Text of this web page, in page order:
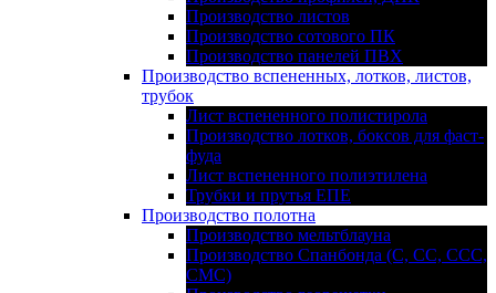
Производство листов
Производство сотового ПК
Производство панелей ПВХ
Производство вспененных, лотков, листов,
трубок
Лист вспененного полистирола
Производство лотков, боксов для фаст-
фуда
Лист вспененного полиэтилена
Трубки и прутья ЕПЕ
Производство полотна
Производство мельтблауна
Производство Спанбонда (С, СС, ССС,
СМС)